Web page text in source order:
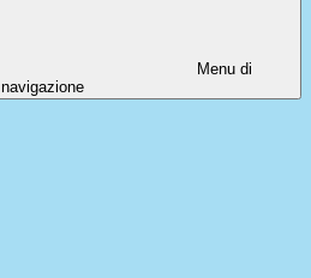
Menu di
navigazione